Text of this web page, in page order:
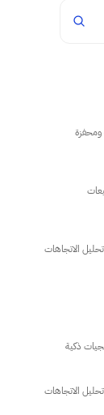
ومحفزة
تحليل الاتجاهات (Trends Analysis) كيف تكتشف أنماط العملاء والموظفين من
تحليل الاتجاهات (Trends Analysis) كيف تكتشف أنماط العملاء والموظفين من